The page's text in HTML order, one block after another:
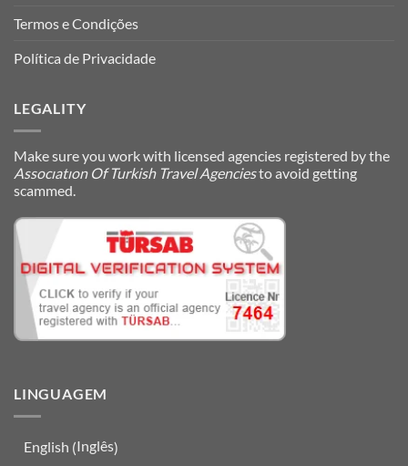
Termos e Condições
Política de Privacidade
LEGALITY
Make sure you work with licensed agencies registered by the
Assocıatıon Of Turkish Travel Agenciesto avoid getting
scammed.
LINGUAGEM
English (Inglês)